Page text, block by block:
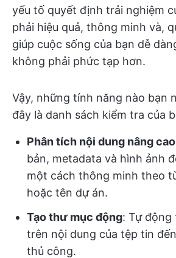
yếu tố quyết định trải nghiệm
phải hiệu quả, thông minh và,
giúp cuộc sống của bạn dễ
không phải phức tạp hơn.
Vậy, những tính năng nào bạn
đây là danh sách kiểm tra của
Phân tích nội dung nâng cao
bản, metadata và hình ảnh
một cách thông minh theo
hoặc tên dự án.
Tạo thư mục động: Tự động
trên nội dung của tệp tin
thủ công.